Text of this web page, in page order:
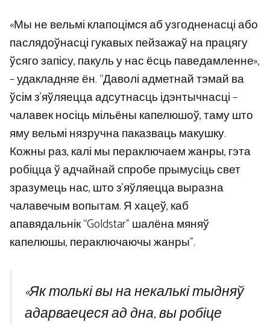
«Мы не вельмі клапоцімся аб узгодненасці або
паслядоўнасці гукавых пейзажаў на працягу
ўсяго запісу, пакуль у нас ёсць паведамленне»,
– удакладняе ён. “Даволі адметнай тэмай ва
ўсім з’яўляецца адсутнасць ідэнтычнасці –
чалавек носіць мільёны капелюшоў, таму што
яму вельмі нязручна паказваць макушку.
Кожны раз, калі мы пераключаем жанры, гэта
робіцца ў адчайнай спробе прымусіць свет
зразумець нас, што з’яўляецца выразна
чалавечым вопытам. Я хацеў, каб
апавядальнік “Goldstar” шалёна мяняў
капелюшы, пераключаючы жанры”.
«Як толькі вы на некалькі тыдняў
адарваецеся ад дна, вы робіце